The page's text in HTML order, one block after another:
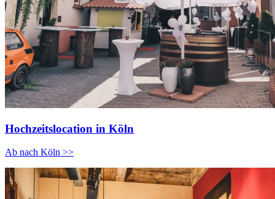
Hochzeitslocation in Köln
Ab nach Köln >>